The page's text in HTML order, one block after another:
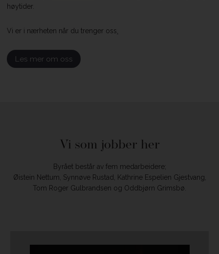
høytider.
Vi er i nærheten når du trenger oss
Les mer om oss
Vi som jobber her
Byrået består av fem medarbeidere;
Øistein Nettum, Synnøve Rustad, Kathrine Espelien Gjestvang,
Tom Roger Gulbrandsen og Oddbjørn Grimsbø.